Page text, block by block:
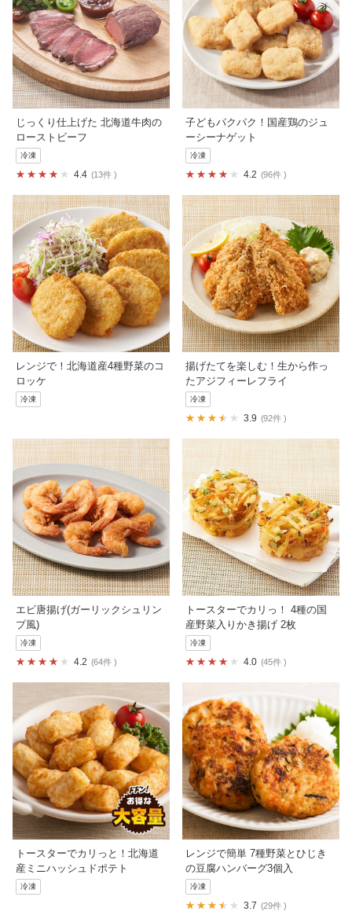
じっくり仕上げた 北海道牛肉の
ローストビーフ
冷凍
4.4 13件
子どもパクパク！国産鶏のジュ
ーシーナゲット
冷凍
4.2 96件
レンジで！北海道産4種野菜のコ
ロッケ
冷凍
揚げたてを楽しむ！生から作っ
たアジフィーレフライ
冷凍
3.9 92件
エビ唐揚げ(ガーリックシュリン
プ風)
冷凍
4.2 64件
トースターでカリっ！ 4種の国
産野菜入りかき揚げ 2枚
冷凍
4.0 45件
トースターでカリっと！北海道
産ミニハッシュドポテト
冷凍
レンジで簡単 7種野菜とひじき
の豆腐ハンバーグ3個入
冷凍
3.7 29件